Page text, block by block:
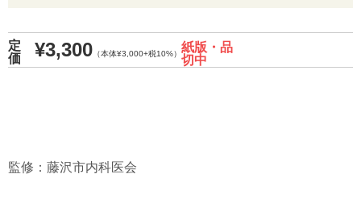
定
価
¥3,300 （本体¥3,000+税10%）紙版・品
切中
監修：藤沢市内科医会